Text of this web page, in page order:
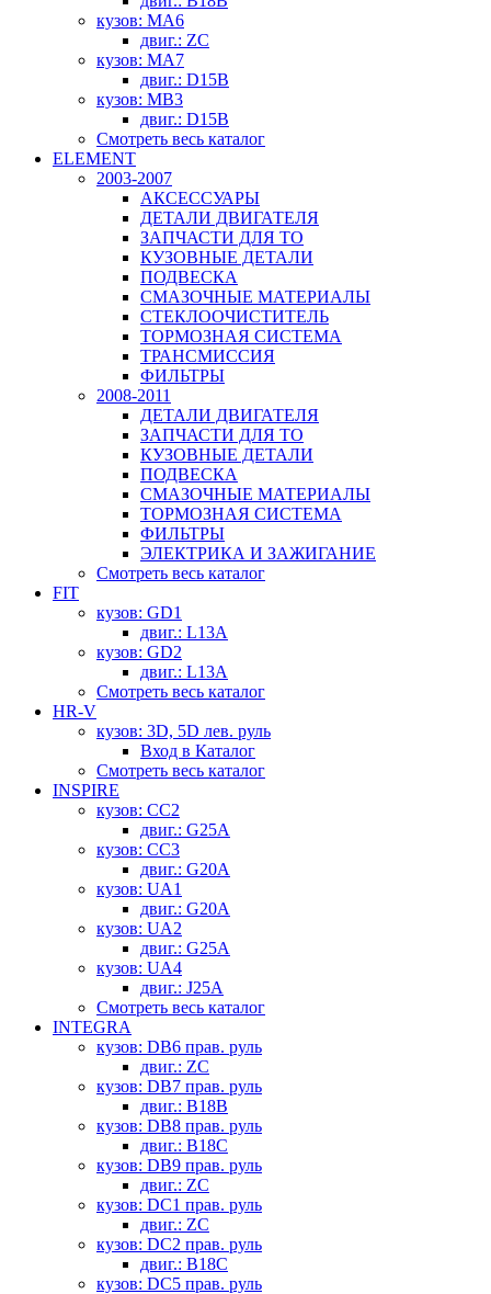
кузов: MA6
двиг.: ZC
кузов: MA7
двиг.: D15B
кузов: MB3
двиг.: D15B
Смотреть весь каталог
ELEMENT
2003-2007
АКСЕССУАРЫ
ДЕТАЛИ ДВИГАТЕЛЯ
ЗАПЧАСТИ ДЛЯ ТО
КУЗОВНЫЕ ДЕТАЛИ
ПОДВЕСКА
СМАЗОЧНЫЕ МАТЕРИАЛЫ
СТЕКЛООЧИСТИТЕЛЬ
ТОРМОЗНАЯ СИСТЕМА
ТРАНСМИССИЯ
ФИЛЬТРЫ
2008-2011
ДЕТАЛИ ДВИГАТЕЛЯ
ЗАПЧАСТИ ДЛЯ ТО
КУЗОВНЫЕ ДЕТАЛИ
ПОДВЕСКА
СМАЗОЧНЫЕ МАТЕРИАЛЫ
ТОРМОЗНАЯ СИСТЕМА
ФИЛЬТРЫ
ЭЛЕКТРИКА И ЗАЖИГАНИЕ
Смотреть весь каталог
FIT
кузов: GD1
двиг.: L13A
кузов: GD2
двиг.: L13A
Смотреть весь каталог
HR-V
кузов: 3D, 5D лев. руль
Вход в Каталог
Смотреть весь каталог
INSPIRE
кузов: CC2
двиг.: G25A
кузов: CC3
двиг.: G20A
кузов: UA1
двиг.: G20A
кузов: UA2
двиг.: G25A
кузов: UA4
двиг.: J25A
Смотреть весь каталог
INTEGRA
кузов: DB6 прав. руль
двиг.: ZC
кузов: DB7 прав. руль
двиг.: B18B
кузов: DB8 прав. руль
двиг.: B18C
кузов: DB9 прав. руль
двиг.: ZC
кузов: DC1 прав. руль
двиг.: ZC
кузов: DC2 прав. руль
двиг.: B18C
кузов: DC5 прав. руль